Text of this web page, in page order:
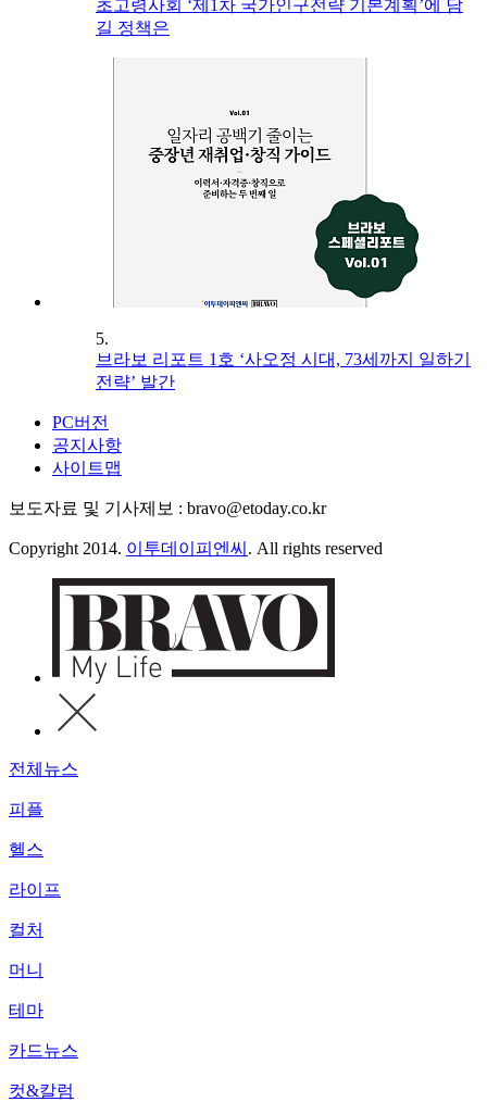
초고령사회 ‘제1차 국가인구전략 기본계획’에 담
길 정책은
5.
브라보 리포트 1호 ‘사오정 시대, 73세까지 일하기
전략’ 발간
PC버전
공지사항
사이트맵
보도자료 및 기사제보 : bravo@etoday.co.kr
Copyright 2014. 이투데이피엔씨 . All rights reserved
전체뉴스
피플
헬스
라이프
컬처
머니
테마
카드뉴스
컷&칼럼